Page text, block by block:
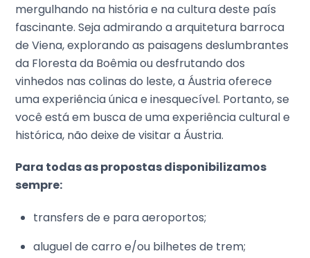
mergulhando na história e na cultura deste país
fascinante. Seja admirando a arquitetura barroca
de Viena, explorando as paisagens deslumbrantes
da Floresta da Boêmia ou desfrutando dos
vinhedos nas colinas do leste, a Áustria oferece
uma experiência única e inesquecível. Portanto, se
você está em busca de uma experiência cultural e
histórica, não deixe de visitar a Áustria.
Para todas as propostas disponibilizamos
sempre:
transfers de e para aeroportos;
aluguel de carro e/ou bilhetes de trem;